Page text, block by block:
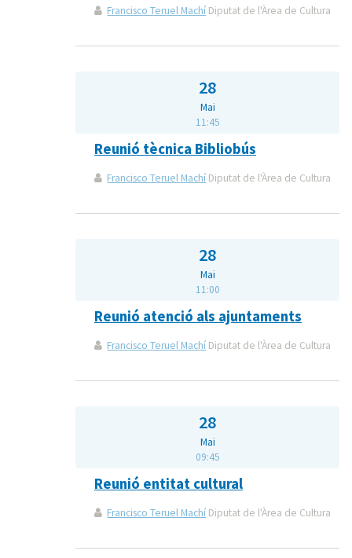
Francisco Teruel Machí Diputat de l'Àrea de Cultura
28
Mai
11:45
Reunió tècnica Bibliobús
Francisco Teruel Machí Diputat de l'Àrea de Cultura
28
Mai
11:00
Reunió atenció als ajuntaments
Francisco Teruel Machí Diputat de l'Àrea de Cultura
28
Mai
09:45
Reunió entitat cultural
Francisco Teruel Machí Diputat de l'Àrea de Cultura